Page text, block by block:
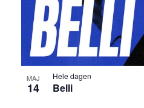
MAJ
14
Hele dagen
Belli